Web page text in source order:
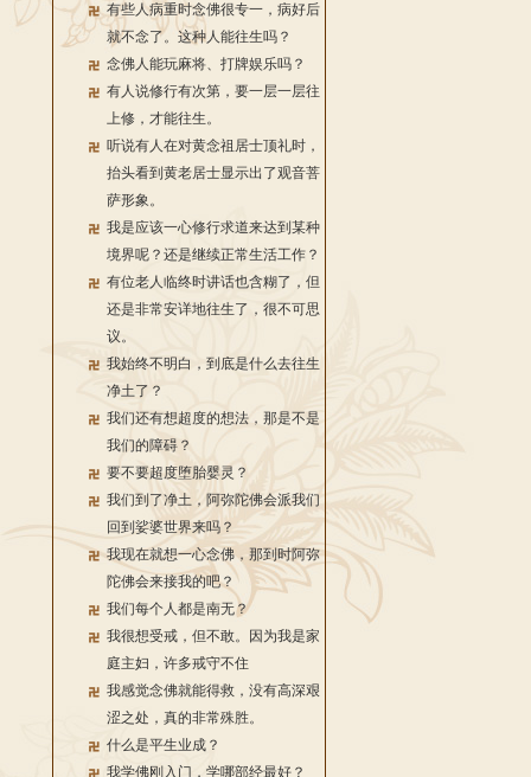
有些人病重时念佛很专一，病好后
就不念了。这种人能往生吗？
念佛人能玩麻将、打牌娱乐吗？
有人说修行有次第，要一层一层往
上修，才能往生。
听说有人在对黄念祖居士顶礼时，
抬头看到黄老居士显示出了观音菩
萨形象。
我是应该一心修行求道来达到某种
境界呢？还是继续正常生活工作？
有位老人临终时讲话也含糊了，但
还是非常安详地往生了，很不可思
议。
我始终不明白，到底是什么去往生
净土了？
我们还有想超度的想法，那是不是
我们的障碍？
要不要超度堕胎婴灵？
我们到了净土，阿弥陀佛会派我们
回到娑婆世界来吗？
我现在就想一心念佛，那到时阿弥
陀佛会来接我的吧？
我们每个人都是南无？
我很想受戒，但不敢。因为我是家
庭主妇，许多戒守不住
我感觉念佛就能得救，没有高深艰
涩之处，真的非常殊胜。
什么是平生业成？
我学佛刚入门，学哪部经最好？